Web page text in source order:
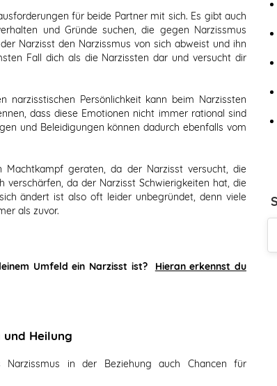
für beide Partner mit sich. Es gibt auch
und Gründe suchen, die gegen Narzissmus
Narzisst den Narzissmus von sich abweist und ihn
Fall dich als die Narzissten dar und versucht dir
narzisstischen Persönlichkeit kann beim Narzissten
dass diese Emotionen nicht immer rational sind
und Beleidigungen können dadurch ebenfalls vom
geraten, da der Narzisst versucht, die
verschärfen, da der Narzisst Schwierigkeiten hat, die
ändert ist also oft leider unbegründet, denn viele
als zuvor.
Umfeld ein Narzisst ist? Hieran erkennst du
und Heilung
in der Beziehung auch Chancen für